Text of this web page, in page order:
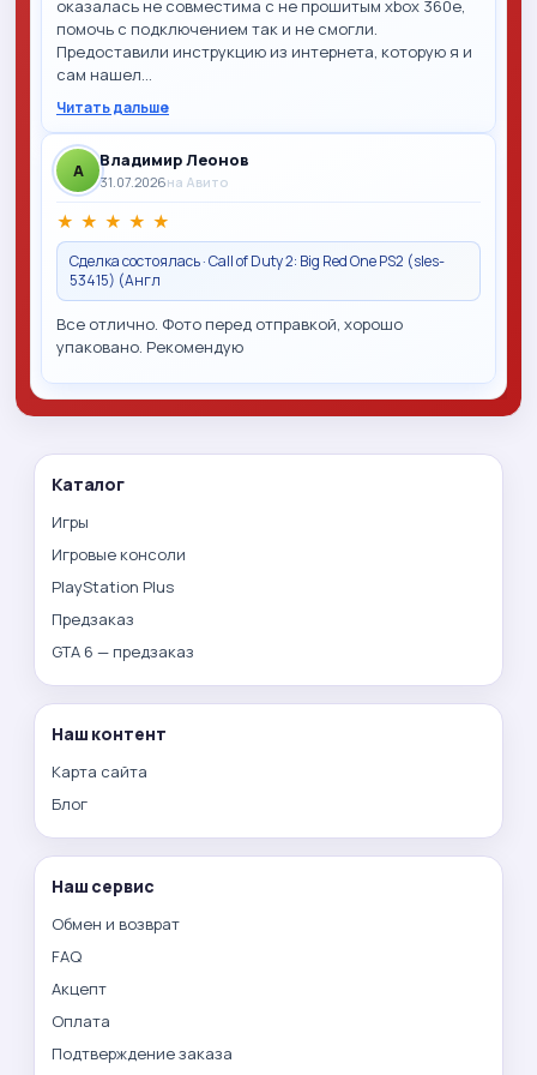
оказалась не совместима с не прошитым xbox 360e,
помочь с подключением так и не смогли.
Предоставили инструкцию из интернета, которую я и
сам нашел…
Читать дальше
A Владимир Леонов
31.07.2026на Авито
★ ★ ★ ★ ★
Сделка состоялась · Call of Duty 2: Big Red One PS2 (sles-
53415) (Англ
Все отлично. Фото перед отправкой, хорошо
упаковано. Рекомендую
Каталог
Игры
Игровые консоли
PlayStation Plus
Предзаказ
GTA 6 — предзаказ
Наш контент
Карта сайта
Блог
Наш сервис
Обмен и возврат
FAQ
Акцепт
Оплата
Подтверждение заказа